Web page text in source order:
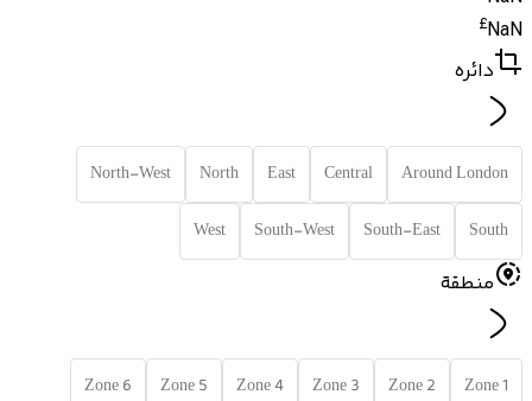
NaN
£
دائره
Around London
Central
East
North
North-West
South
South-East
South-West
West
منطقة
Zone 1
Zone 2
Zone 3
Zone 4
Zone 5
Zone 6